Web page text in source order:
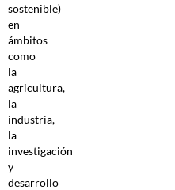
sostenible)
en
ámbitos
como
la
agricultura,
la
industria,
la
investigación
y
desarrollo